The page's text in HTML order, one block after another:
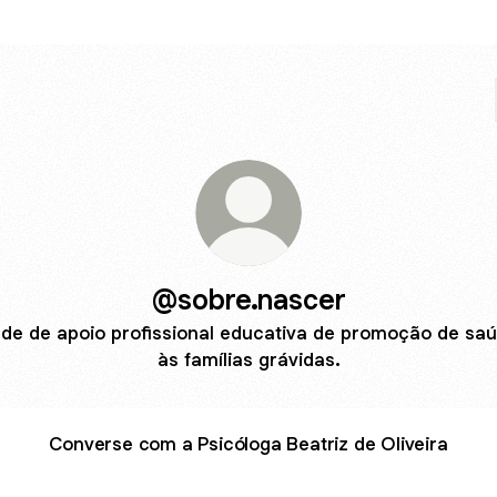
@sobre.nascer
de apoio profissional educativa de promoção de
às famílias grávidas.
Converse com a Psicóloga Beatriz de Oliveira